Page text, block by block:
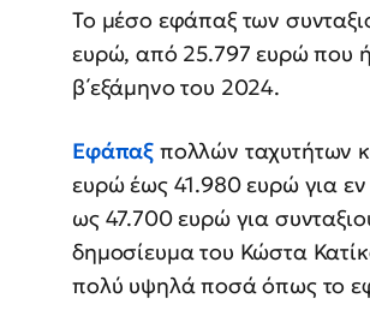
Το μέσο εφάπαξ των
ευρώ, από 25.797 ευρώ που
β΄εξάμηνο του 2024.
Εφάπαξ πολλών ταχυτήτων
ευρώ έως 41.980 ευρώ για
ως 47.700 ευρώ για
δημοσίευμα του Κώστα
πολύ υψηλά ποσά όπως το